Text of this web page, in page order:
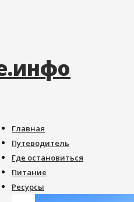
Главная
Путеводитель
Где остановиться
Питание
Ресурсы